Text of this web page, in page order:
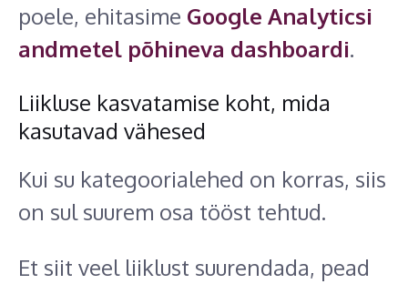
poele, ehitasime Google Analyticsi
andmetel põhineva dashboardi.
Liikluse kasvatamise koht, mida
kasutavad vähesed
Kui su kategoorialehed on korras, siis
on sul suurem osa tööst tehtud.
Et siit veel liiklust suurendada, pead